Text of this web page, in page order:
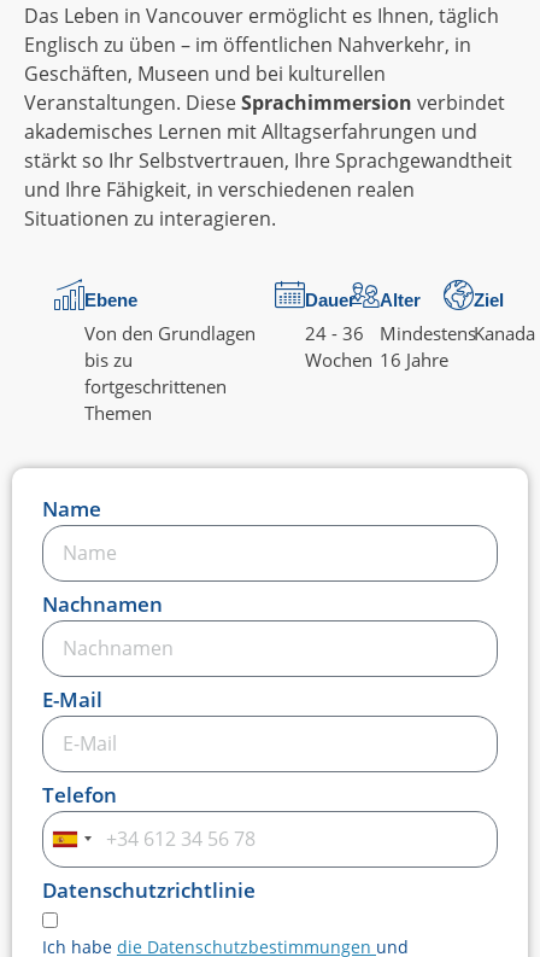
Das Leben in Vancouver ermöglicht es Ihnen, täglich
Englisch zu üben – im öffentlichen Nahverkehr, in
Geschäften, Museen und bei kulturellen
Veranstaltungen. DieseSprachimmersion verbindet
akademisches Lernen mit Alltagserfahrungen und
stärkt so Ihr Selbstvertrauen, Ihre Sprachgewandtheit
und Ihre Fähigkeit, in verschiedenen realen
Situationen zu interagieren.
Ebene
Von den Grundlagen
bis zu
fortgeschrittenen
Themen
Dauer
24 - 36
Wochen
Alter
Mindestens
16 Jahre
Ziel
Kanada
Name
Nachnamen
E-Mail
Telefon
Spain
+34
Datenschutzrichtlinie
Ich habe die Datenschutzbestimmungen und